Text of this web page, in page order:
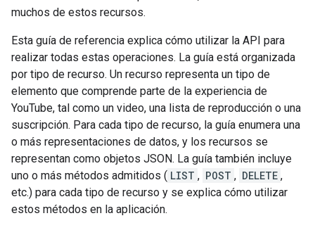
muchos de estos recursos.
Esta guía de referencia explica cómo utilizar la API para
realizar todas estas operaciones. La guía está organizada
por tipo de recurso. Un recurso representa un tipo de
elemento que comprende parte de la experiencia de
YouTube, tal como un video, una lista de reproducción o una
suscripción. Para cada tipo de recurso, la guía enumera una
o más representaciones de datos, y los recursos se
representan como objetos JSON. La guía también incluye
uno o más métodos admitidos ( LIST , POST , DELETE ,
etc.) para cada tipo de recurso y se explica cómo utilizar
estos métodos en la aplicación.